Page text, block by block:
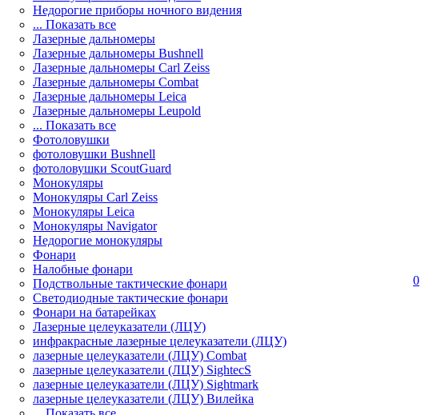
Недорогие приборы ночного видения
... Показать все
Лазерные дальномеры
Лазерные дальномеры Bushnell
Лазерные дальномеры Carl Zeiss
Лазерные дальномеры Combat
Лазерные дальномеры Leica
Лазерные дальномеры Leupold
... Показать все
Фотоловушки
фотоловушки Bushnell
фотоловушки ScoutGuard
Монокуляры
Монокуляры Carl Zeiss
Монокуляры Leica
Монокуляры Navigator
Недорогие монокуляры
Фонари
Налобные фонари
Подствольные тактические фонари
Светодиодные тактические фонари
Фонари на батарейках
Лазерные целеуказатели (ЛЦУ)
инфракрасные лазерные целеуказатели (ЛЦУ)
лазерные целеуказатели (ЛЦУ) Combat
лазерные целеуказатели (ЛЦУ) SightecS
лазерные целеуказатели (ЛЦУ) Sightmark
лазерные целеуказатели (ЛЦУ) Вилейка
0